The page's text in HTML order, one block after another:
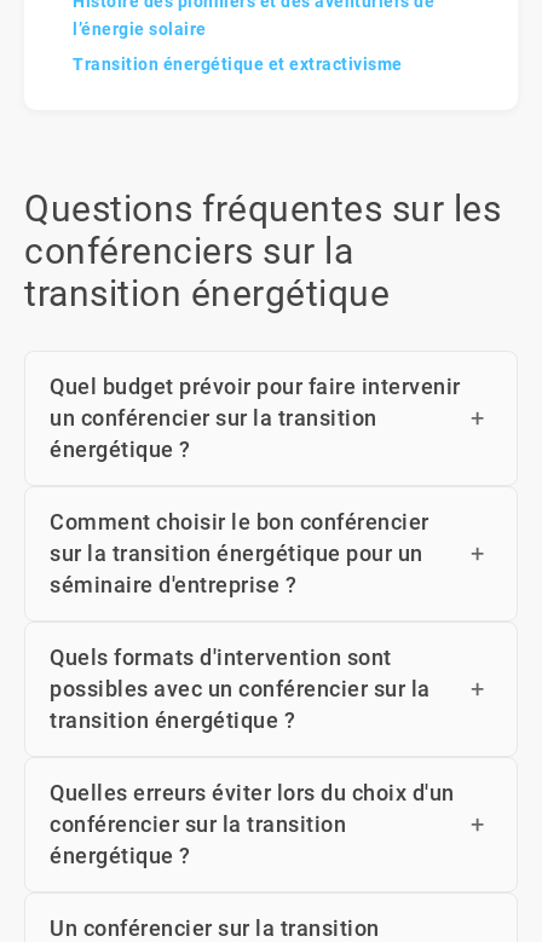
l’énergie solaire
Transition énergétique et extractivisme
Questions fréquentes sur les
conférenciers sur la
transition énergétique
Quel budget prévoir pour faire intervenir
un conférencier sur la transition
énergétique ?
Comment choisir le bon conférencier
sur la transition énergétique pour un
séminaire d'entreprise ?
Quels formats d'intervention sont
possibles avec un conférencier sur la
transition énergétique ?
Quelles erreurs éviter lors du choix d'un
conférencier sur la transition
énergétique ?
Un conférencier sur la transition